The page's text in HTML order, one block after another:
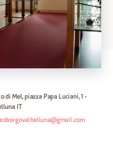
di Mel, piazza Papa Luciani, 1 -
IT